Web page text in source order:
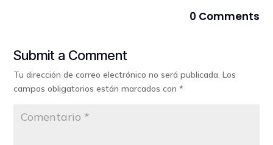
0 Comments
Submit a Comment
Tu dirección de correo electrónico no será publicada. Los
campos obligatorios están marcados con*